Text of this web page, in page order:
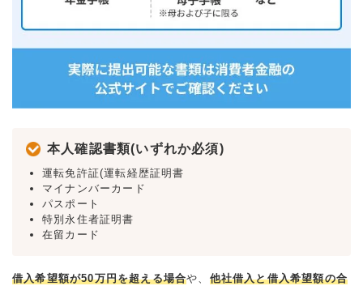
本人確認書類(いずれか必須)
運転免許証(運転経歴証明書
マイナンバーカード
パスポート
特別永住者証明書
在留カード
借入希望額が50万円を超える場合や、 他社借入と借入希望額の合